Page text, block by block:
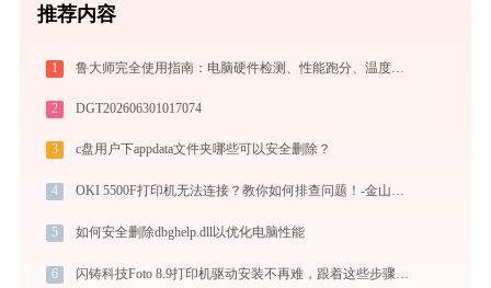
推荐内容
1 鲁大师完全使用指南：电脑硬件检测、性能跑分、温度监控与系统优化一站式攻略
2 DGT202606301017074
3 c盘用户下appdata文件夹哪些可以安全删除？
4 OKI 5500F打印机无法连接？教你如何排查问题！-金山毒霸
5 如何安全删除dbghelp.dll以优化电脑性能
6 闪铸科技Foto 8.9打印机驱动安装不再难，跟着这些步骤一学就会